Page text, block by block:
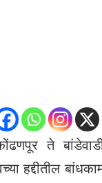
ते बांडेवाडी
हद्दीतील